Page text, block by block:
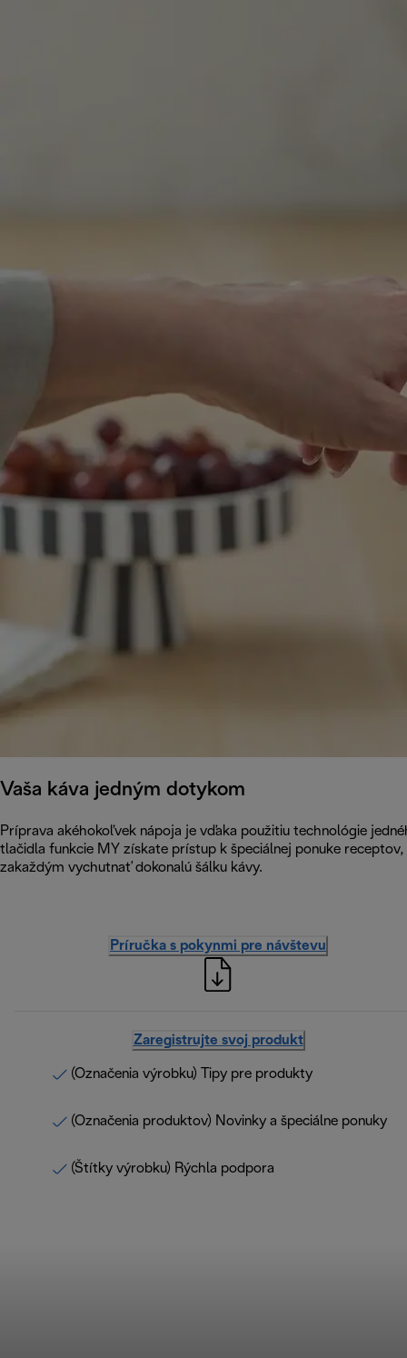
Vaša káva jedným dotykom
Príprava akéhokoľvek nápoja je vďaka použitiu technológie
tlačidla funkcie MY získate prístup k špeciálnej ponuke
zakaždým vychutnať dokonalú šálku kávy.
Príručka s pokynmi pre návštevu
Zaregistrujte svoj produkt
(Označenia výrobku) Tipy pre produkty
(Označenia produktov) Novinky a špeciálne ponuky
(Štítky výrobku) Rýchla podpora